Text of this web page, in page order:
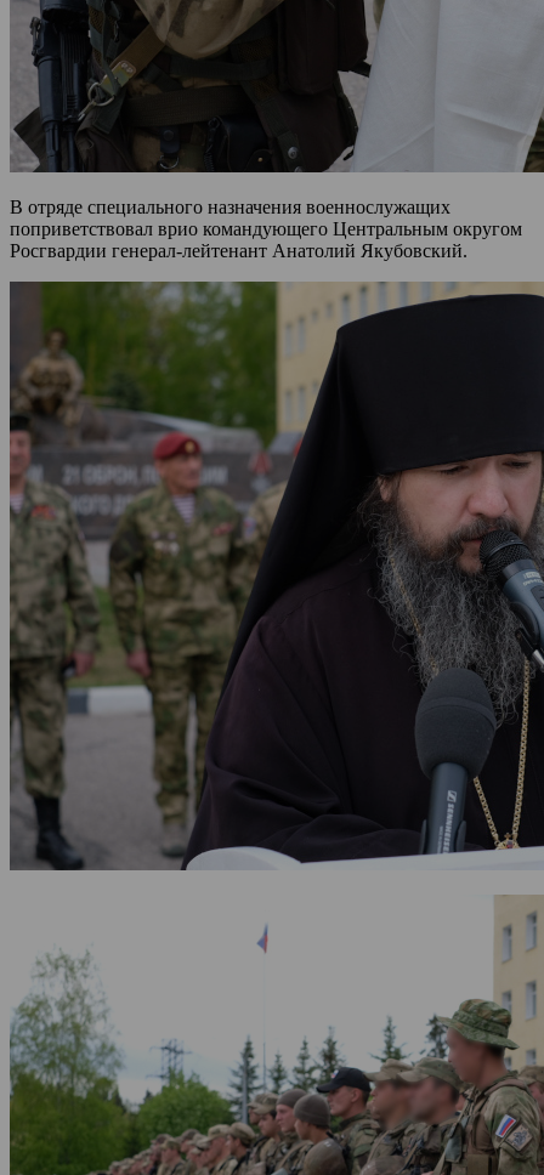
В отряде специального назначения военнослужащих
поприветствовал врио командующего Центральным округом
Росгвардии генерал-лейтенант Анатолий Якубовский.